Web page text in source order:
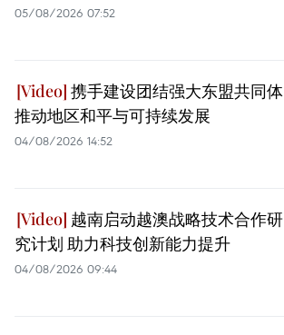
05/08/2026 07:52
携手建设团结强大东盟共同体
推动地区和平与可持续发展
04/08/2026 14:52
越南启动越澳战略技术合作研
究计划 助力科技创新能力提升
04/08/2026 09:44